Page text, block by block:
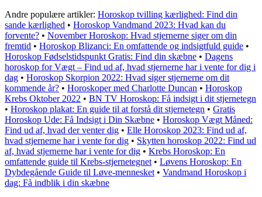
Andre populære artikler: Horoskop tvilling kærlighed: Find din
sande kærlighed • Horoskop Vandmand 2023: Hvad kan du
forvente? • November Horoskop: Hvad stjernerne siger om din
fremtid • Horoskop Blizanci: En omfattende og indsigtfuld guide •
Horoskop Fødselstidspunkt Gratis: Find din skæbne • Dagens
horoskop for Vægt – Find ud af, hvad stjernerne har i vente for dig i
dag • Horoskop Skorpion 2022: Hvad siger stjernerne om dit
kommende år? • Horoskoper med Charlotte Duncan • Horoskop
Krebs Oktober 2022 • BN TV Horoskop: Få indsigt i dit stjernetegn
• Horoskop plakat: En guide til at forstå dit stjernetegn • Gratis
Horoskop Ude: Få Indsigt i Din Skæbne • Horoskop Vægt Måned:
Find ud af, hvad der venter dig • Elle Horoskop 2023: Find ud af,
hvad stjernerne har i vente for dig • Skytten horoskop 2022: Find ud
af, hvad stjernerne har i vente for dig • Krebs Horoskop: En
omfattende guide til Krebs-stjernetegnet • Løvens Horoskop: En
Dybdegående Guide til Løve-mennesket • Vandmand Horoskop i
dag: Få indblik i din skæbne